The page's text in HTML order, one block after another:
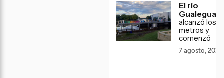
El río
alcanzó los
metros y
comenzó
7 agosto, 2026